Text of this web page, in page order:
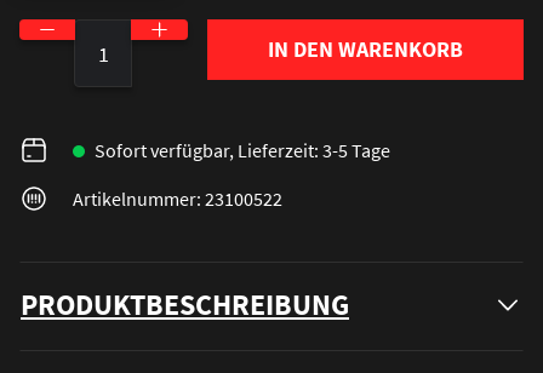
Produkt Anzahl: Gib den gewünschten Wert
IN DEN WARENKORB
Sofort verfügbar, Lieferzeit: 3-5 Tage
Artikelnummer: 23100522
PRODUKTBESCHREIBUNG